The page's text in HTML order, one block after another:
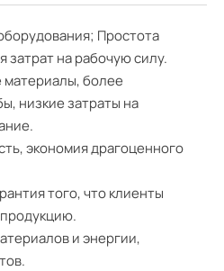
Простота
затрат на рабочую силу.
материалы, более
низкие затраты на
экономия драгоценного
того, что клиенты
и энергии,